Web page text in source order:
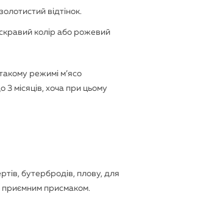
відтінок.
колір або рожевий
режимі м’ясо
3 місяців, хоча при цьому
бутербродів, плову, для
приємним присмаком.